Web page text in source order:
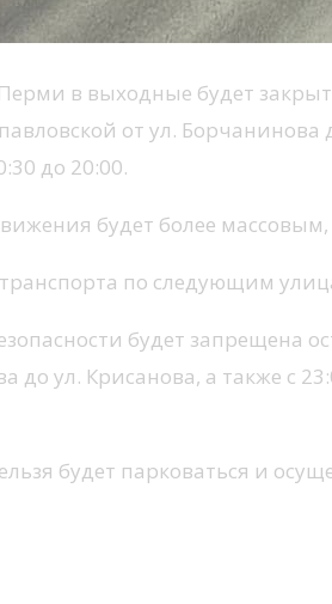
в выходные будет
от ул.
до 20:00.
будет более
по следующим
будет запрещена
до ул. Крисанова, а также с
будет парковаться и